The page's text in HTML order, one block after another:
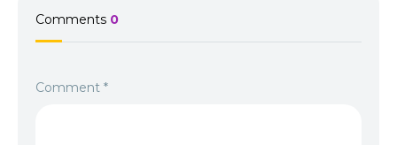
Comments 0
Comment *